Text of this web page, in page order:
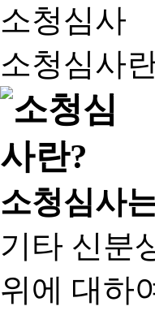
소청심사
소청심사
소청심사
기타 신분
위에 대하